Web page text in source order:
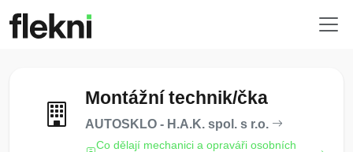
Montážní technik/čka
AUTOSKLO - H.A.K. spol. s r.o.
Co dělají mechanici a opraváři osobních